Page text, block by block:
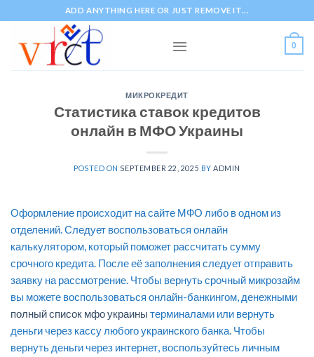
to
content
ADD ANYTHING HERE OR JUST REMOVE IT...
0
МИКРОКРЕДИТ
Статистика ставок кредитов
онлайн в МФО Украины
POSTED ON SEPTEMBER 22, 2025 BYADMIN
Оформление происходит на сайте МФО либо в одном из
отделений. Следует воспользоваться онлайн
калькулятором, который поможет рассчитать сумму
срочного кредита. После её заполнения следует отправить
заявку на рассмотрение. Чтобы вернуть срочный микрозайм
вы можете воспользоваться онлайн-банкингом, денежными
полный список мфо украины терминалами или вернуть
деньги через кассу любого украинского банка. Чтобы
вернуть деньги через интернет, воспользуйтесь личным